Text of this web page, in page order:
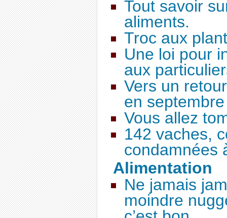
Tout savoir
aliments.
Troc aux
Une loi pour
aux
Vers un
en
Vous allez
142 vaches,
condamnées
Alimentation
Ne jamais
moindre